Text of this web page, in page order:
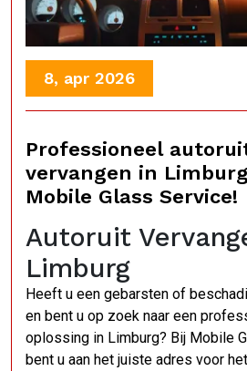
8, apr 2026
Professioneel
vervangen in
Mobile Glass Service!
Autoruit
Limburg
Heeft u een gebarsten of
en bent u op zoek naar een
oplossing in Limburg? Bij Mobile
bent u aan het juiste adres voor